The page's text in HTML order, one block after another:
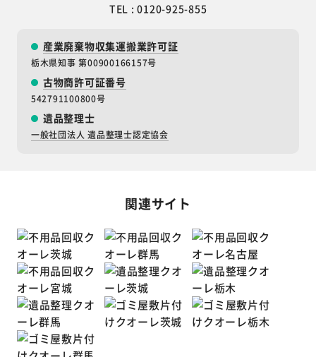
TEL : 0120-925-855
産業廃棄物収集運搬業許可証
栃木県知事 第00900166157号
古物商許可証番号
542791100800号
遺品整理士
一般社団法人 遺品整理士認定協会
関連サイト